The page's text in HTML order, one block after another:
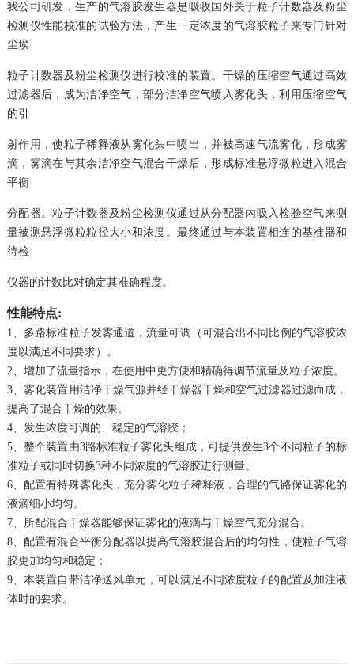
我公司研发，生产的气溶胶发生器是吸收国外关于粒子计数器及粉尘
检测仪性能校准的试验方法，产生一定浓度的气溶胶粒子来专门针对
尘埃
粒子计数器及粉尘检测仪进行校准的装置。干燥的压缩空气通过高效
过滤器后，成为洁净空气，部分洁净空气喷入雾化头，利用压缩空气
的引
射作用，使粒子稀释液从雾化头中喷出，并被高速气流雾化，形成雾
滴，雾滴在与其余洁净空气混合干燥后，形成标准悬浮微粒进入混合
平衡
分配器。粒子计数器及粉尘检测仪通过从分配器内吸入检验空气来测
量被测 悬浮微粒粒径大小和浓度。最终通过与本装置相连的基准器和
待检
仪器的计数比对确定其准确程度。
性能特点:
1、多路标准粒子发雾通道，流量可调（可混合出不同比例的气溶胶浓
度以满足不同要求）。
2、增加了流量指示，在使用中更方便和精确得调节流量及粒子浓度。
3、雾化装置用洁净干燥气源并经干燥器干燥和空气过滤器过滤而成，
提高了混合干燥的效果。
4、发生浓度可调的、稳定的气溶胶；
5、整个装置由3路标准粒子雾化头组成，可提供发生3个不同粒子的标
准粒子或同时切换3种不同浓度的气溶胶进行测量。
6、配置有特殊雾化头，充分雾化粒子稀释液，合理的气路保证雾化的
液滴细小均匀。
7、所配混合干燥器能够保证雾化的液滴与干燥空气充分混合。
8、配置有混合平衡分配器以提高气溶胶混合后的均匀性，使粒子气溶
胶更加均匀和稳定；
9、本装置自带洁净送风单元，可以满足不同浓度粒子的配置及加注液
体时的要求。